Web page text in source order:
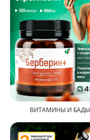
ВИТАМИНЫ И БАДЫ